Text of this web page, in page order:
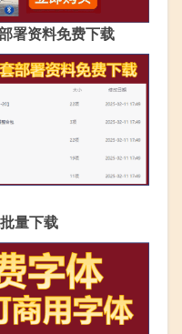
署资料免费下载
量下载